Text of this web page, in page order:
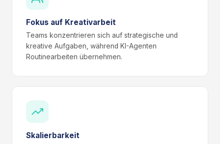
Fokus auf Kreativarbeit
Teams konzentrieren sich auf strategische und
kreative Aufgaben, während KI-Agenten
Routinearbeiten übernehmen.
Skalierbarkeit